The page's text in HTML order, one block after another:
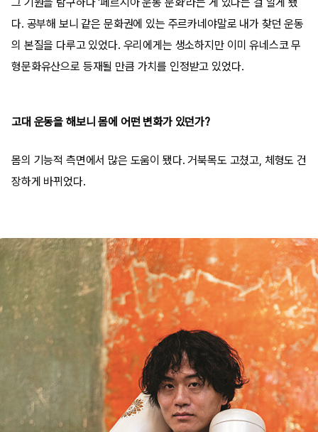
다. 공부해 보니 같은 문화권에 있는 주르카네야말로 내가 찾던 운동
의 본질을 다루고 있었다. 우리에게는 생소하지만 이미 유네스코 무
형문화유산으로 등재될 만큼 가치를 인정받고 있었다.
고대 운동을 해보니 몸에 어떤 변화가 있던가?
몸의 기능적 측면에서 많은 도움이 됐다. 거북목도 고쳤고, 체형도 건
장하게 바뀌었다.